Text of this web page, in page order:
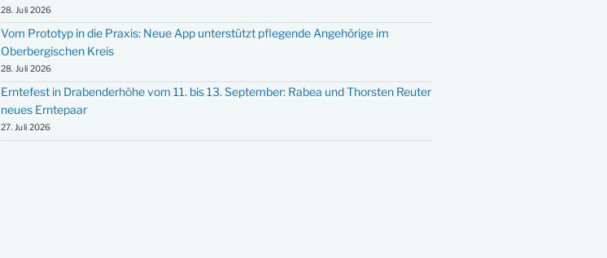
28. Juli 2026
Vom Prototyp in die Praxis: Neue App unterstützt pflegende Angehörige im
Oberbergischen Kreis
28. Juli 2026
Erntefest in Drabenderhöhe vom 11. bis 13. September: Rabea und Thorsten Reuter
neues Erntepaar
27. Juli 2026